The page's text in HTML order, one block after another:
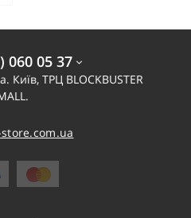
060 05 37
Київ, ТРЦ BLOCKBUSTER